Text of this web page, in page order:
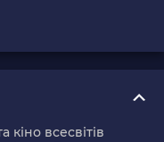
кіно всесвітів